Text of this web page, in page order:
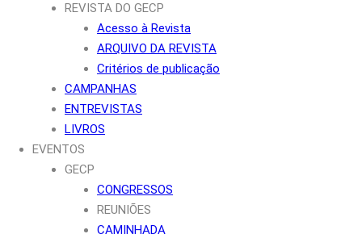
REVISTA DO GECP
Acesso à Revista
ARQUIVO DA REVISTA
Critérios de publicação
CAMPANHAS
ENTREVISTAS
LIVROS
EVENTOS
GECP
CONGRESSOS
REUNIÕES
CAMINHADA